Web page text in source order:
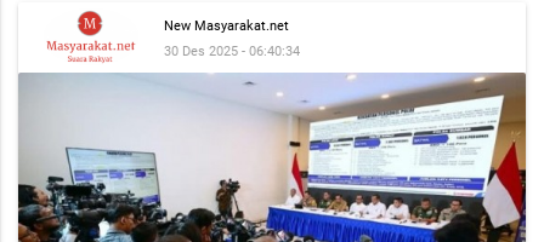
New Masyarakat.net
30 Des 2025 - 06:40:34